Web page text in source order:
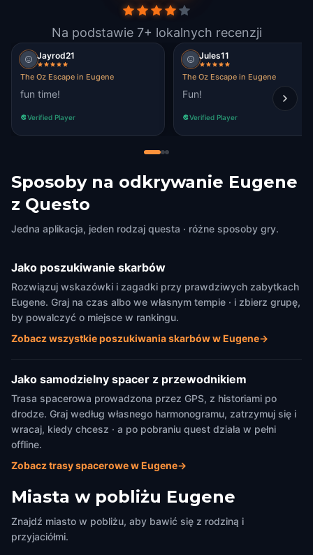
Na podstawie 7+ lokalnych recenzji
Jayrod21
The Oz Escape in Eugene
fun time!
Verified Player
Jules11
The Oz Escape in Eugene
Fun!
Verified Player
Sposoby na odkrywanie Eugene
z Questo
Jedna aplikacja, jeden rodzaj questa · różne sposoby gry.
Jako poszukiwanie skarbów
Rozwiązuj wskazówki i zagadki przy prawdziwych zabytkach
Eugene. Graj na czas albo we własnym tempie · i zbierz grupę,
by powalczyć o miejsce w rankingu.
Zobacz wszystkie poszukiwania skarbów w Eugene→
Jako samodzielny spacer z przewodnikiem
Trasa spacerowa prowadzona przez GPS, z historiami po
drodze. Graj według własnego harmonogramu, zatrzymuj się i
wracaj, kiedy chcesz · a po pobraniu quest działa w pełni
offline.
Zobacz trasy spacerowe w Eugene→
Miasta w pobliżu Eugene
Znajdź miasto w pobliżu, aby bawić się z rodziną i
przyjaciółmi.